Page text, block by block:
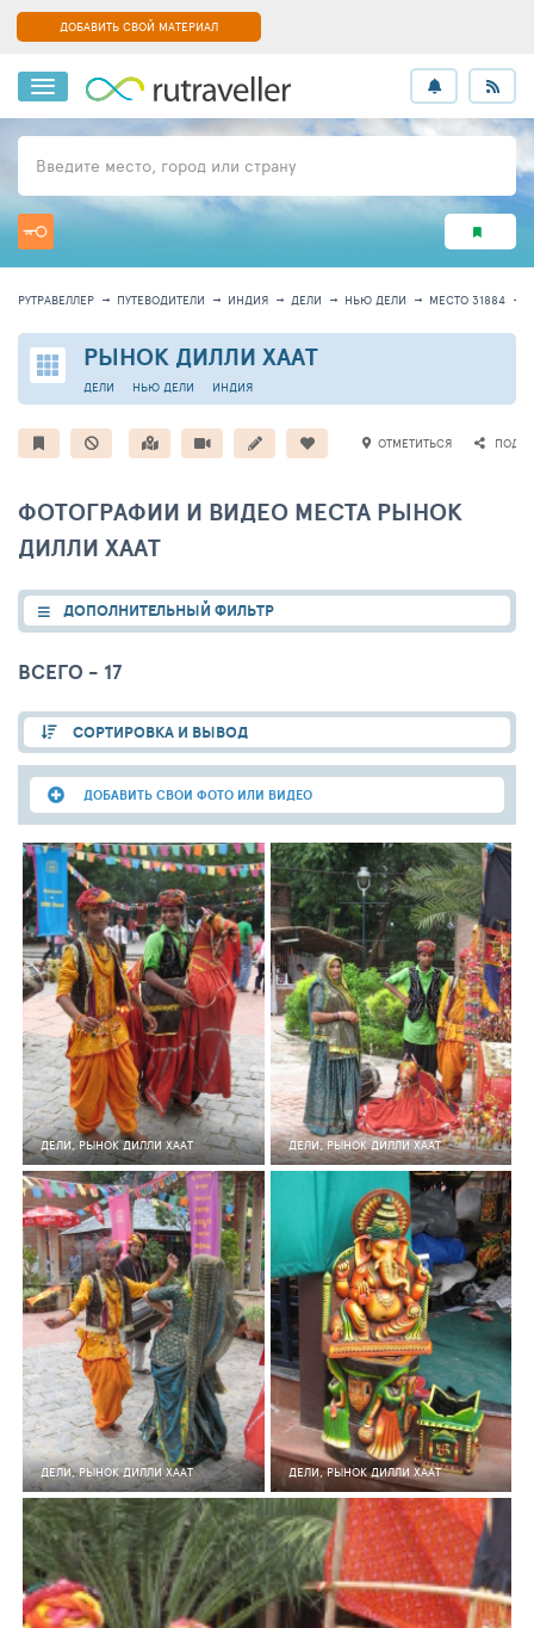
ДОБАВИТЬ СВОЙ МАТЕРИАЛ
Введите место, город или страну
РУТРАВЕЛЛЕР ПУТЕВОДИТЕЛИ ИНДИЯ ДЕЛИ НЬЮ ДЕЛИ МЕСТО 31884
РЫНОК ДИЛЛИ ХААТ
ИНДИЯ
ДЕЛИ НЬЮ ДЕЛИ
ОТМЕТИТЬСЯ
ФОТОГРАФИИ И ВИДЕО МЕСТА РЫНОК
ДИЛЛИ ХААТ
ДОПОЛНИТЕЛЬНЫЙ ФИЛЬТР
ВСЕГО - 17
СОРТИРОВКА И ВЫВОД
ДОБАВИТЬ СВОИ ФОТО ИЛИ ВИДЕО
12 0 214
ДЕЛИ, РЫНОК ДИЛЛИ ХААТ
11 0 199
ДЕЛИ, РЫНОК ДИЛЛИ ХААТ
9 0 167
ДЕЛИ, РЫНОК ДИЛЛИ ХААТ
165
ДЕЛИ, РЫНОК ДИЛЛИ ХААТ
7 0 168